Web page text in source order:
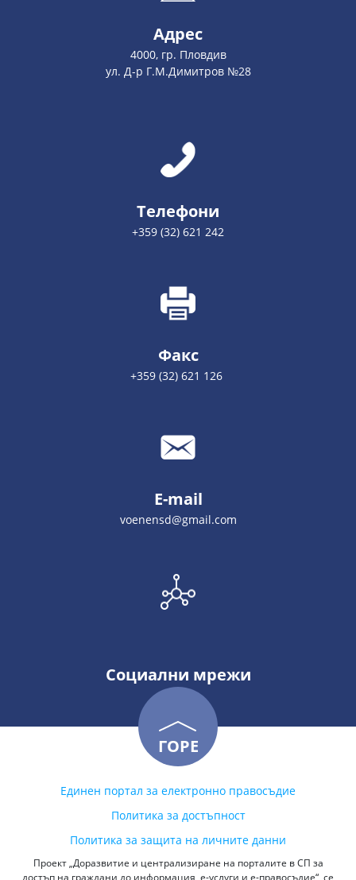
Адрес
4000, гр. Пловдив
ул. Д-р Г.М.Димитров №28
Телефони
+359 (32) 621 242
Факс
+359 (32) 621 126
E-mail
voenensd@gmail.com
Социални мрежи
ГОРЕ
Единен портал за електронно правосъдие
Политика за достъпност
Политика за защита на личните данни
Проект „Доразвитие и централизиране на порталите в СП за
достъп на граждани до информация, е-услуги и е-правосъдие“, се